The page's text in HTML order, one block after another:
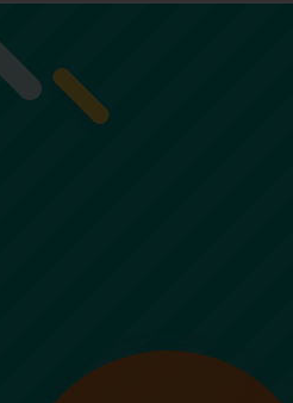
ール）を初めてご利用の方へ